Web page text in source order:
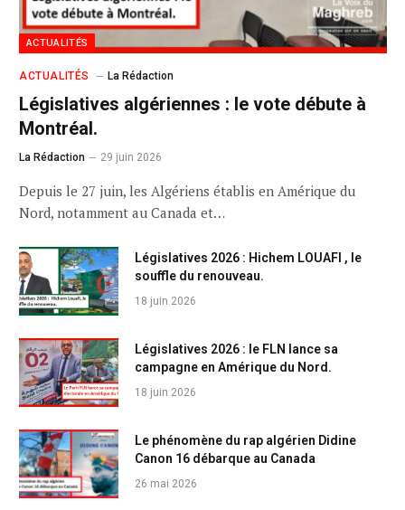
ACTUALITÉS
ACTUALITÉS La Rédaction
Législatives algériennes : le vote débute à
Montréal.
La Rédaction 29 juin 2026
Depuis le 27 juin, les Algériens établis en Amérique du
Nord, notamment au Canada et…
Législatives 2026 : Hichem LOUAFI , le
souffle du renouveau.
18 juin 2026
Législatives 2026 : le FLN lance sa
campagne en Amérique du Nord.
18 juin 2026
Le phénomène du rap algérien Didine
Canon 16 débarque au Canada
26 mai 2026